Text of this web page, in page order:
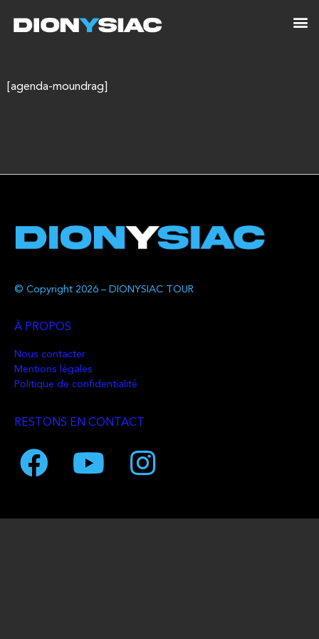
[agenda-moundrag]
© Copyright 2026 – DIONYSIAC TOUR
À PROPOS
Nous contacter
Mentions légales
Politique de confidentialité
RESTONS EN CONTACT